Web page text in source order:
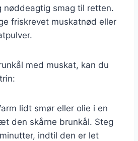
nøddeagtig smag til retten.
friskrevet muskatnød eller
med muskat, kan du
lidt smør eller olie i en
den skårne brunkål. Steg
indtil den er let